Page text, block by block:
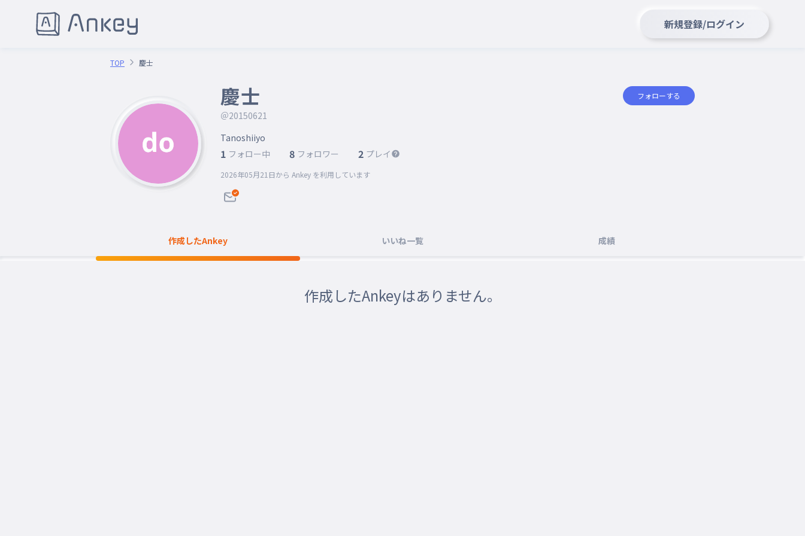
新規登録/ログイン
TOP 慶士
慶士
＠20150621
フォローする
Tanoshiiyo
1 フォロー中 8 フォロワー 2 プレイ
2026年05月21日から Ankey を利用しています
作成したAnkey いいね一覧 成績
作成したAnkeyはありません。